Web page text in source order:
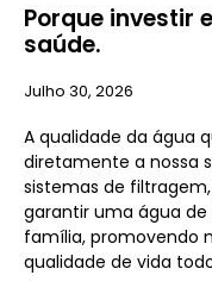
Porque investir
saúde.
Julho 30, 2026
A qualidade da água
diretamente a nossa
sistemas de
garantir uma água
família, promovendo
qualidade de vida